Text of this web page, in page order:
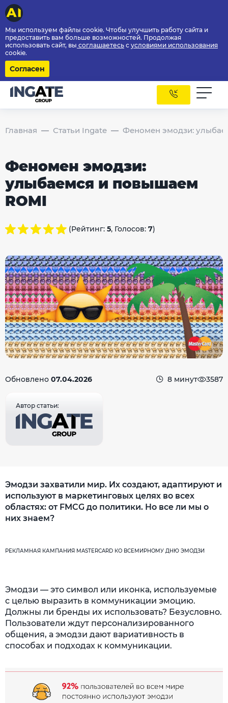
Мы используем файлы cookie. Чтобы улучшить работу сайта и
предоставить вам больше возможностей. Продолжая
использовать сайт, вы соглашаетесь с условиями использования
cookie.
Согласен
Главная Статьи Ingate Феномен эмодзи:
Феномен эмодзи:
улыбаемся и повышаем
ROMI
(Рейтинг: 5, Голосов: 7)
Обновлено 07.04.2026 8 минут 3587
Автор статьи:
Эмодзи захватили мир. Их создают, адаптируют и
используют в маркетинговых целях во всех
областях: от FMCG до политики. Но все ли мы о
них знаем?
РЕКЛАМНАЯ КАМПАНИЯ MASTERCARD КО ВСЕМИРНОМУ ДНЮ ЭМОДЗИ
Эмодзи — это символ или иконка, используемые
с целью выразить в коммуникации эмоцию.
Должны ли бренды их использовать? Безусловно.
Пользователи ждут персонализированного
общения, а эмодзи дают вариативность в
способах и подходах к коммуникации.